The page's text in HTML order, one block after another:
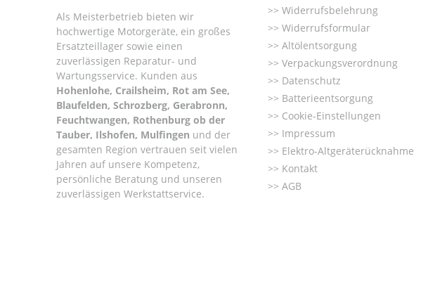
Als Meisterbetrieb bieten wir
hochwertige Motorgeräte, ein großes
Ersatzteillager sowie einen
zuverlässigen Reparatur- und
Wartungsservice. Kunden aus
Hohenlohe, Crailsheim, Rot am See,
Blaufelden, Schrozberg, Gerabronn,
Feuchtwangen, Rothenburg ob der
Tauber, Ilshofen, Mulfingen und der
gesamten Region vertrauen seit vielen
Jahren auf unsere Kompetenz,
persönliche Beratung und unseren
zuverlässigen Werkstattservice.
Widerrufsbelehrung
Widerrufsformular
Altölentsorgung
Verpackungsverordnung
Datenschutz
Batterieentsorgung
Cookie-Einstellungen
Impressum
Elektro-Altgeräterücknahme
Kontakt
AGB